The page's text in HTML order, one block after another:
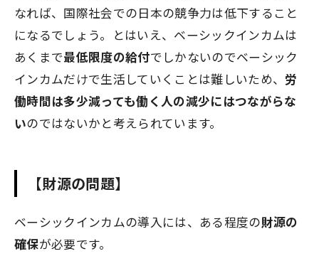
なれば、国際社会での日本の競争力は低下すること
になるでしょう。とはいえ、ベーシックインカムは
あくまで最低限度の給付でしかないのでベーシック
インカムだけで生活していくことは難しいため、 労
働時間は多少減っても働く人の減少にはつながらな
いのではないかと考えられています。
【財源の問題】
ベーシックインカムの導入には、ある程度の財源の
確保が必要です。